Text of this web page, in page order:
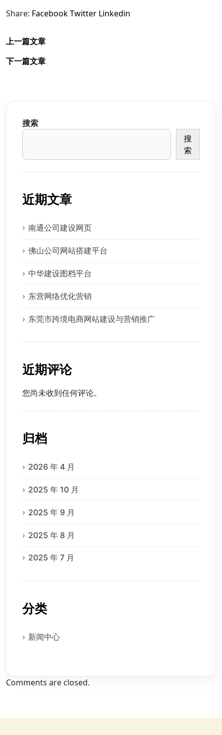
Share: FacebookTwitter Linkedin
上一篇文章
下一篇文章
搜索
搜
索
近期文章
南通公司建设网页
佛山公司网站搭建平台
中华建设图档平台
东营网络优化营销
东莞市跨境电商网站建设与营销推广
近期评论
您尚未收到任何评论。
归档
2026 年 4 月
2025 年 10 月
2025 年 9 月
2025 年 8 月
2025 年 7 月
分类
新闻中心
Comments are closed.